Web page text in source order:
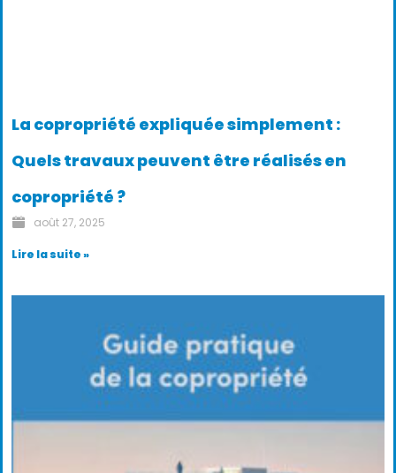
La copropriété expliquée simplement :
Quels travaux peuvent être réalisés en
copropriété ?
août 27, 2025
Lire la suite »